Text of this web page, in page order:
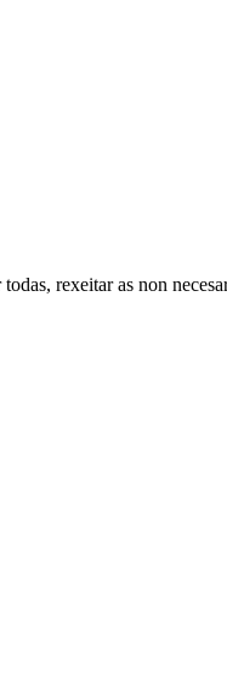
rexeitar as non